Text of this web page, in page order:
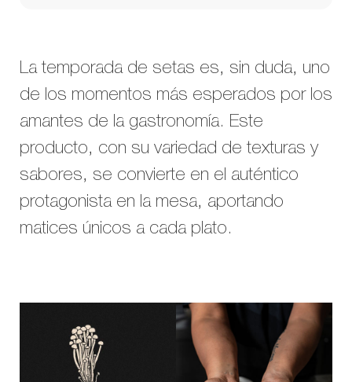
La temporada de setas es, sin duda, uno
de los momentos más esperados por los
amantes de la gastronomía. Este
producto, con su variedad de texturas y
sabores, se convierte en el auténtico
protagonista en la mesa, aportando
matices únicos a cada plato.